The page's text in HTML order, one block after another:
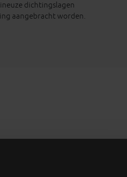
dichtingslagen
aangebracht worden.